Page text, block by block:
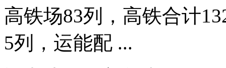
高铁场83列，高铁合计
5列，运能配 ...